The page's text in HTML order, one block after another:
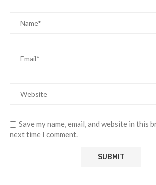
Save my name, email, and website in this
next time I comment.